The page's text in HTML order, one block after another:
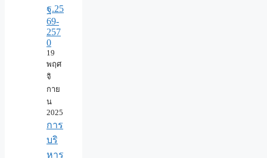
ฐ.25
69-
257
0
19
พฤศ
จิ
กาย
น
2025
การ
บริ
หาร